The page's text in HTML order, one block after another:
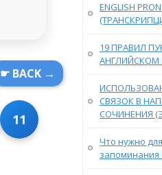
☛ BACK →
11
ENGLISH
19 ПРАВИЛ
АНГЛИЙСКОМ
СВЯЗОК В
СОЧИНЕНИЯ
Что нужно
запоминания